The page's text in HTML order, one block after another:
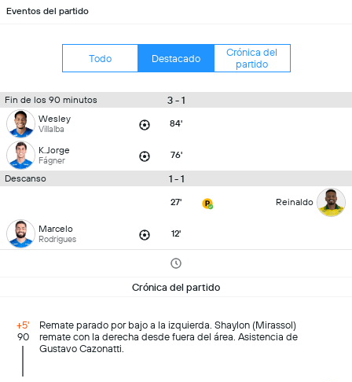
Eventos del partido
Todo Destacado
Crónica del
partido
Fin de los 90 minutos 3 - 1
Wesley
Villalba 84'
K.Jorge
Fágner 76'
Descanso 1 - 1
27' Reinaldo
Marcelo
Rodrigues 12'
Crónica del partido
+5'
90
Remate parado por bajo a la izquierda. Shaylon (Mirassol)
remate con la derecha desde fuera del área. Asistencia de
Gustavo Cazonatti.